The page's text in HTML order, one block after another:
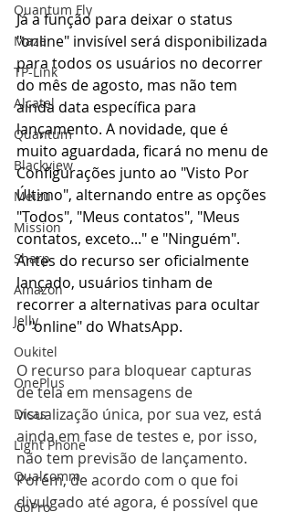
Quantum Fly
Maze
TP-Link
Alcatel
Quantum
Blackview
Meizu
Mission
Sharp
Amazon
Jelly
Oukitel
OnePlus
Dicas
Light Phone
Qualcomm
GoPro
Já a função para deixar o status
"online" invisível será disponibilizada
para todos os usuários no decorrer
do mês de agosto, mas não tem
ainda data específica para
lançamento. A novidade, que é
muito aguardada, ficará no menu de
Configurações junto ao "Visto Por
Último", alternando entre as opções
"Todos", "Meus contatos", "Meus
contatos, exceto..." e "Ninguém".
Antes do recurso ser oficialmente
lançado, usuários tinham de
recorrer a alternativas para ocultar
o "online" do WhatsApp.
O recurso para bloquear capturas
de tela em mensagens de
visualização única, por sua vez, está
ainda em fase de testes e, por isso,
não tem previsão de lançamento.
Porém, de acordo com o que foi
divulgado até agora, é possível que